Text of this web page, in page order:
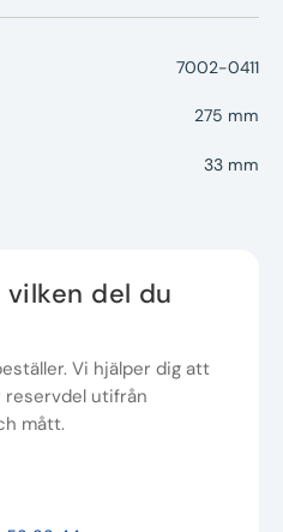
7002-0411
275 mm
33 mm
vilken del du
Vi hjälper dig att
reservdel utifrån
mått.